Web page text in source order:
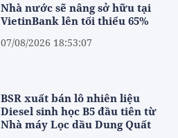
Nhà nước sẽ nâng sở hữu tại
VietinBank lên tối thiểu 65%
07/08/2026 18:53:07
BSR xuất bán lô nhiên liệu
Diesel sinh học B5 đầu tiên từ
Nhà máy Lọc dầu Dung Quất